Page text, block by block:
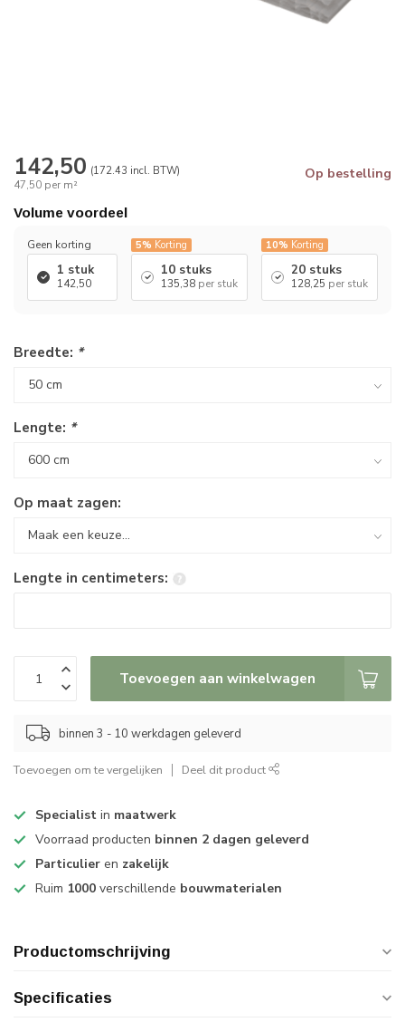
142,50 (172.43 incl. BTW)
47,50 per m²
Op bestelling
Volume voordeel
Geen korting
1 stuk
142,50
5% Korting
10 stuks
135,38 per stuk
10% Korting
20 stuks
128,25 per stuk
Breedte: *
Lengte: *
Op maat zagen:
Lengte in centimeters:
Toevoegen aan winkelwagen
binnen 3 - 10 werkdagen geleverd
Toevoegen om te vergelijken Deel dit product
Specialist in maatwerk
Voorraad producten binnen 2 dagen geleverd
Particulier en zakelijk
Ruim 1000 verschillende bouwmaterialen
Productomschrijving
Specificaties